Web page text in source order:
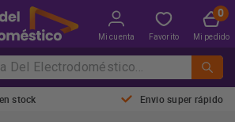
Mi cuenta Favorito Mi pedido
stock Envio super rápido